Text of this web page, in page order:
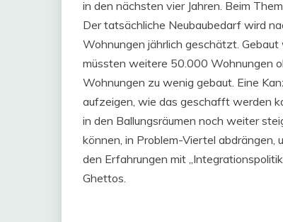
in den nächsten vier Jahren. Beim
Der tatsächliche Neubaubedarf wird
Wohnungen jährlich geschätzt.
müssten weitere 50.000 Wohnungen
Wohnungen zu wenig gebaut. Eine
aufzeigen, wie das geschafft werden
in den Ballungsräumen noch weiter
können, in Problem-Viertel abdrängen,
den Erfahrungen mit
Ghettos.